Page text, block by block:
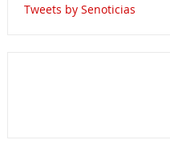
Tweets by Senoticias